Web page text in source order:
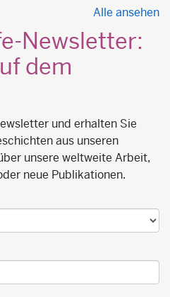
Alle ansehen
Newsletter:
dem
und erhalten Sie
aus unseren
unsere weltweite Arbeit,
neue Publikationen.